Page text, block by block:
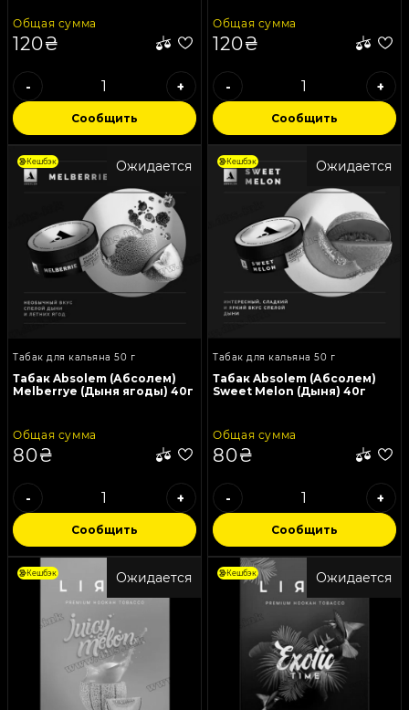
Общая сумма
120₴
- +
Сообщить
Общая сумма
120₴
- +
Сообщить
Ожидается
Кешбэк
Табак для кальяна 50 г
Табак Absolem (Абсолем)
Melberrye (Дыня ягоды) 40г
Общая сумма
80₴
- +
Сообщить
Ожидается
Кешбэк
Табак для кальяна 50 г
Табак Absolem (Абсолем)
Sweet Melon (Дыня) 40г
Общая сумма
80₴
- +
Сообщить
Ожидается
Кешбэк Ожидается
Кешбэк